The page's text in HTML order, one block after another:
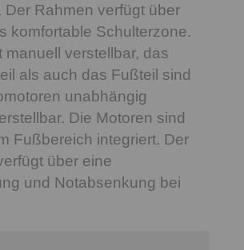
Der Rahmen verfügt über
komfortable Schulterzone.
manuell verstellbar, das
als auch das Fußteil sind
unabhängig
Die Motoren sind
Fußbereich integriert. Der
über eine
und Notabsenkung bei